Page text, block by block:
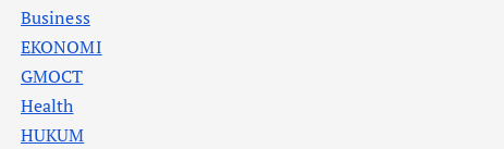
Business
EKONOMI
GMOCT
Health
HUKUM